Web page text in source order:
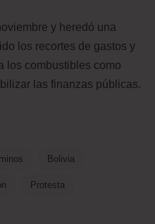
y heredó una
los recortes de gastos y
los combustibles como
las finanzas públicas.
Bolivia
Protesta